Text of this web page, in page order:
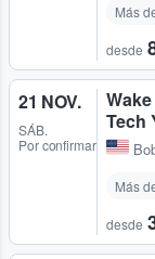
Más
desde
21 NOV.
SÁB.
Por confirmar
Tech
Más
desde